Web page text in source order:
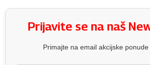
Prijavite se na naš
Primajte na email akcijske